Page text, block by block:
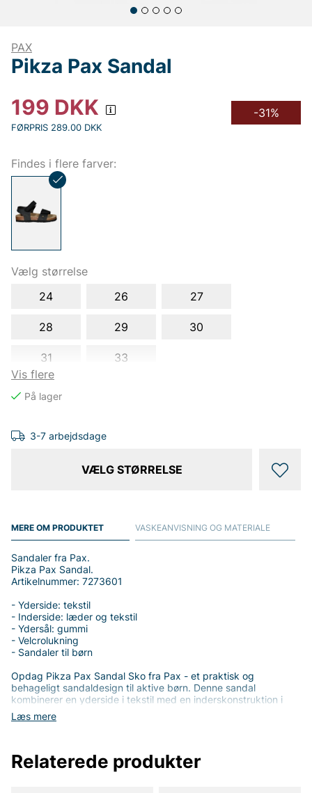
PAX
Pikza Pax Sandal
199 DKK
FØRPRIS 289.00 DKK
-31%
Findes i flere farver:
Vælg størrelse
Vis flere
24 26 27
28 29 30
31 33
3-7 arbejdsdage
VÆLG STØRRELSE
MERE OM PRODUKTET
Læs mere
Sandaler fra Pax.
Pikza Pax Sandal.
Artikelnummer: 7273601
- Yderside: tekstil
- Inderside: læder og tekstil
- Ydersål: gummi
- Velcrolukning
- Sandaler til børn
Opdag Pikza Pax Sandal Sko fra Pax - et praktisk og
behageligt sandaldesign til aktive børn. Denne sandal
kombinerer en yderside i tekstil med en inderskonstruktion i
læder og tekstil, hvilket giver en blød fornemmelse mod huden,
samtidig med at den ventilerer godt på varme dage. En
Sandalen funktionelle detaljer gør den nem at bruge hver dag.
VASKEANVISNING OG MATERIALE
Relaterede produkter